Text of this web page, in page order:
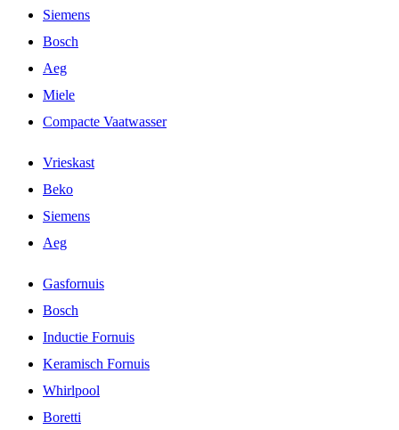
Siemens
Bosch
Aeg
Miele
Compacte Vaatwasser
Vrieskast
Beko
Siemens
Aeg
Gasfornuis
Bosch
Inductie Fornuis
Keramisch Fornuis
Whirlpool
Boretti